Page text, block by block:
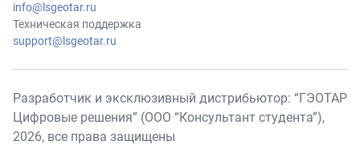
info@lsgeotar.ru
Техническая поддержка
support@lsgeotar.ru
Разработчик и эксклюзивный дистрибьютор: “ГЭОТАР
Цифровые решения” (ООО “Консультант студента”),
2026, все права защищены